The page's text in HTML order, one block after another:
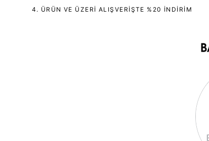
4. ÜRÜN VE ÜZERI ALIŞVERIŞTE %20 İNDIRIM